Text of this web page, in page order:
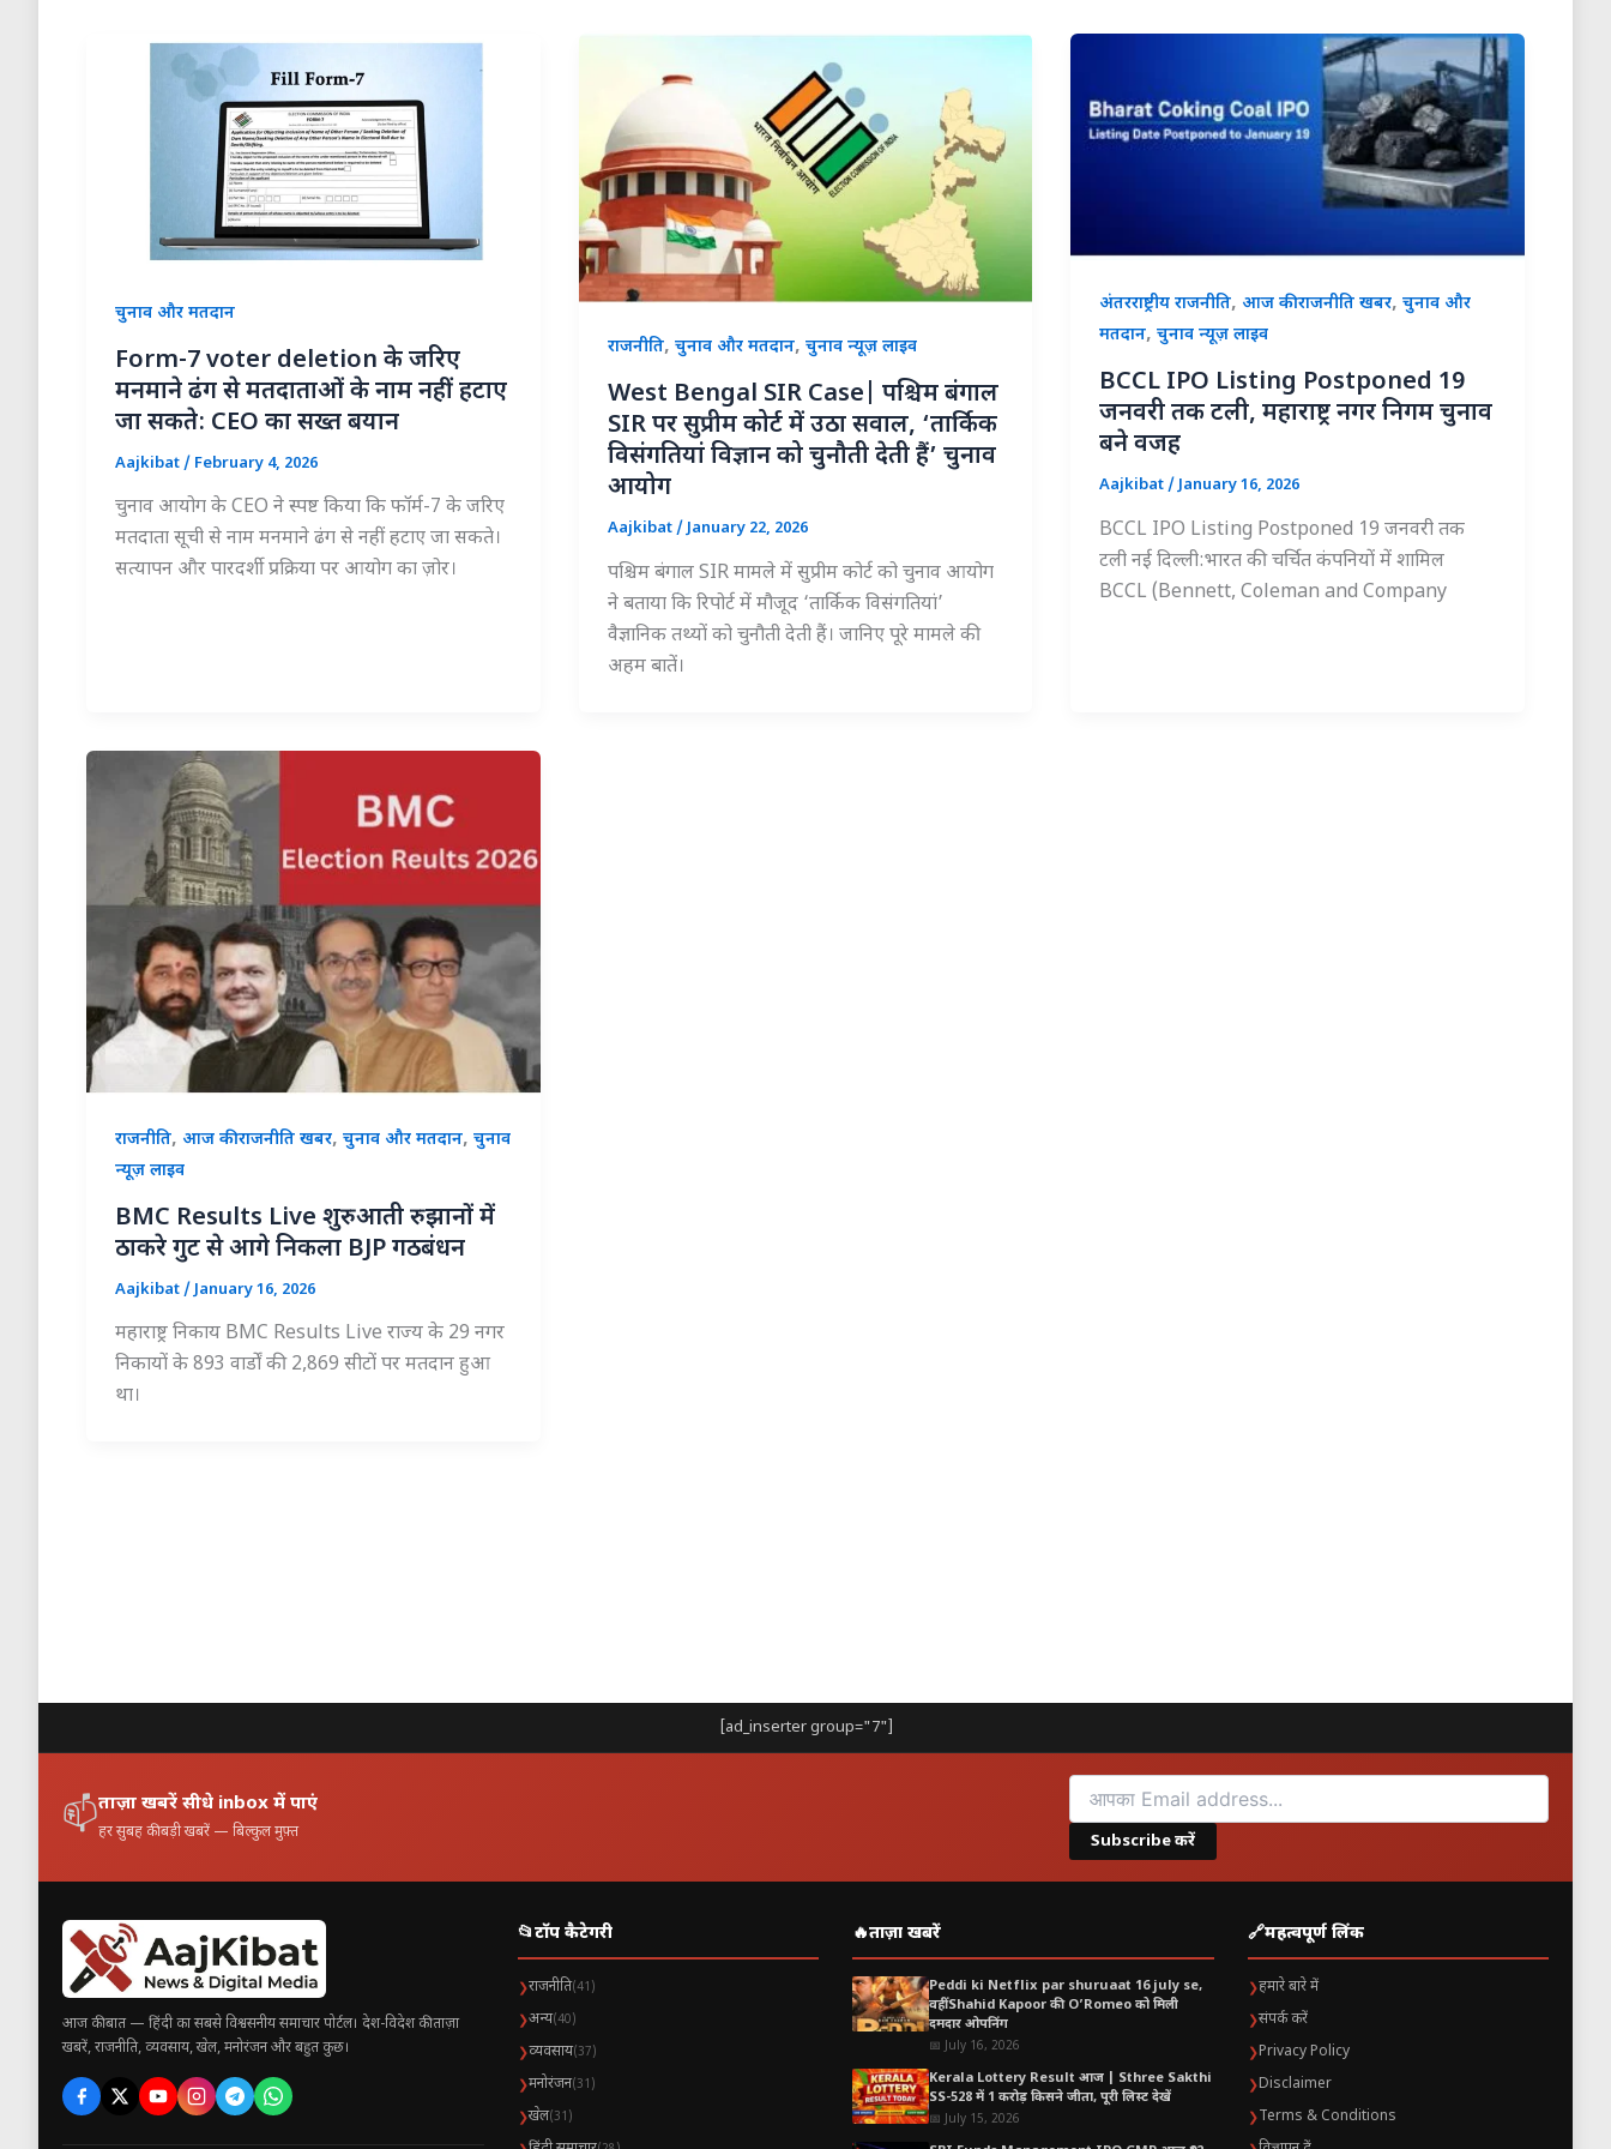
चुनाव और मतदान
Form-7 voter deletion के जरिए
मनमाने ढंग से मतदाताओं के नाम नहीं हटाए
जा सकते: CEO का सख्त बयान
Aajkibat/ February 4, 2026
चुनाव आयोग के CEO ने स्पष्ट किया कि फॉर्म-7 के जरिए
मतदाता सूची से नाम मनमाने ढंग से नहीं हटाए जा सकते।
सत्यापन और पारदर्शी प्रक्रिया पर आयोग का ज़ोर।
राजनीति, चुनाव और मतदान, चुनाव न्यूज़ लाइव
West Bengal SIR Case| पश्चिम बंगाल
SIR पर सुप्रीम कोर्ट में उठा सवाल, ‘तार्किक
विसंगतियां विज्ञान को चुनौती देती हैं’ चुनाव
आयोग
Aajkibat/January 22, 2026
पश्चिम बंगाल SIR मामले में सुप्रीम कोर्ट को चुनाव आयोग
ने बताया कि रिपोर्ट में मौजूद ‘तार्किक विसंगतियां’
वैज्ञानिक तथ्यों को चुनौती देती हैं। जानिए पूरे मामले की
अहम बातें।
अंतरराष्ट्रीय राजनीति, आज की राजनीति खबर,चुनाव और
मतदान,चुनाव न्यूज़ लाइव
BCCL IPO Listing Postponed 19
जनवरी तक टली, महाराष्ट्र नगर निगम चुनाव
बने वजह
Aajkibat/January 16, 2026
BCCL IPO Listing Postponed 19 जनवरी तक
टली नई दिल्ली:भारत की चर्चित कंपनियों में शामिल
BCCL (Bennett, Coleman and Company
राजनीति, आज की राजनीति खबर, चुनाव और मतदान, चुनाव
न्यूज़ लाइव
BMC Results Live शुरुआती रुझानों में
ठाकरे गुट से आगे निकला BJP गठबंधन
Aajkibat/January 16, 2026
महाराष्ट्र निकाय BMC Results Live राज्य के 29 नगर
निकायों के 893 वार्डों की 2,869 सीटों पर मतदान हुआ
था।
[ad_inserter group="7"]
📫ताज़ा खबरें सीधे inbox में पाएं
हर सुबह की बड़ी खबरें — बिल्कुल मुफ़्त Subscribe करें
आज की बात — हिंदी का सबसे विश्वसनीय समाचार पोर्टल। देश-विदेश की ताज़ा
खबरें, राजनीति, व्यवसाय, खेल, मनोरंजन और बहुत कुछ।
📂टॉप कैटेगरी
❯राजनीति(41)
❯अन्य(40)
❯व्यवसाय(37)
❯मनोरंजन(31)
❯खेल(31)
🔥ताज़ा खबरें
Peddi ki Netflix par shuruaat 16 july se,
वहीं Shahid Kapoor की O’Romeo को मिली
दमदार ओपनिंग
📅 July 16, 2026
Kerala Lottery Result आज | Sthree Sakthi
SS-528 में 1 करोड़ किसने जीता, पूरी लिस्ट देखें
📅 July 15, 2026
🔗महत्वपूर्ण लिंक
❯हमारे बारे में
❯संपर्क करें
❯Privacy Policy
❯Disclaimer
❯Terms & Conditions